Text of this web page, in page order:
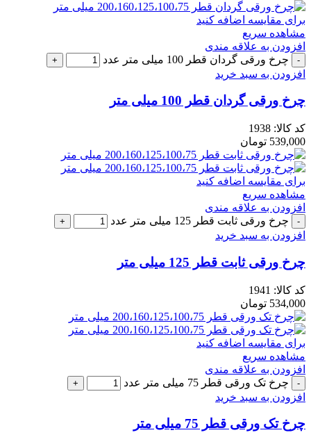
برای مقایسه اضافه کنید
مشاهده سریع
افزودن به علاقه مندی
چرخ ورقی گردان قطر 100 میلی متر عدد
افزودن به سبد خرید
چرخ ورقی گردان قطر 100 میلی متر
کد کالا: 1938
539,000 تومان
برای مقایسه اضافه کنید
مشاهده سریع
افزودن به علاقه مندی
چرخ ورقی ثابت قطر 125 میلی متر عدد
افزودن به سبد خرید
چرخ ورقی ثابت قطر 125 میلی متر
کد کالا: 1941
534,000 تومان
برای مقایسه اضافه کنید
مشاهده سریع
افزودن به علاقه مندی
چرخ تک ورقی قطر 75 میلی متر عدد
افزودن به سبد خرید
چرخ تک ورقی قطر 75 میلی متر